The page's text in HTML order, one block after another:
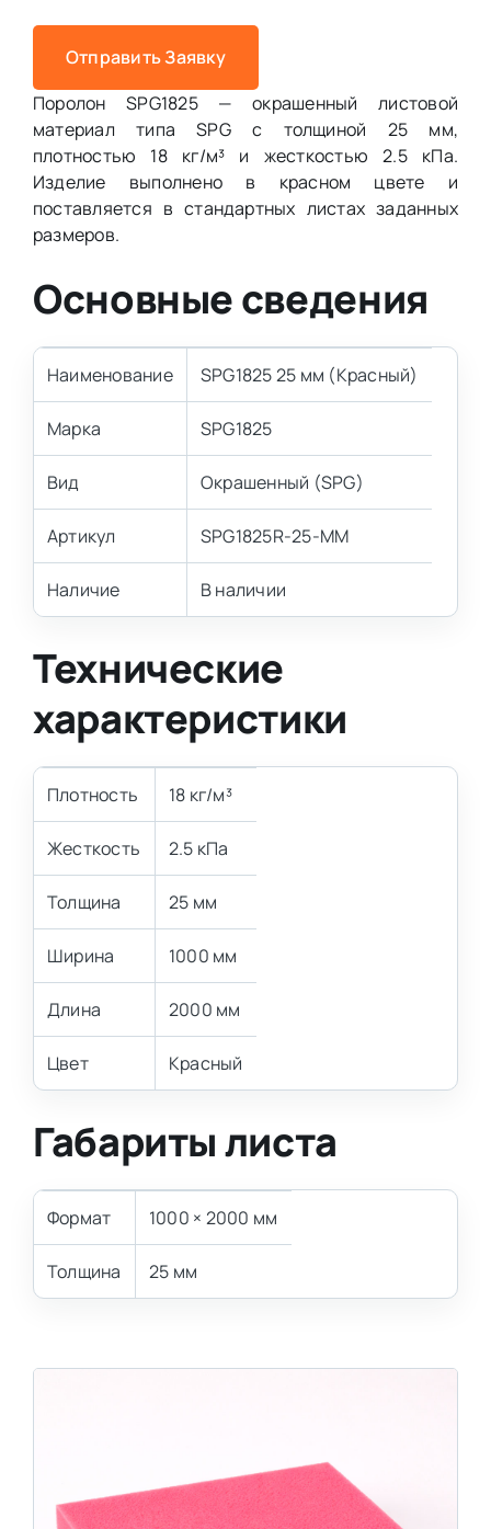
Отправить Заявку
Поролон SPG1825 — окрашенный листовой
материал типа SPG с толщиной 25 мм,
плотностью 18 кг/м³ и жесткостью 2.5 кПа.
Изделие выполнено в красном цвете и
поставляется в стандартных листах заданных
размеров.
Основные сведения
Наименование SPG1825 25 мм (Красный)
Марка SPG1825
Вид Окрашенный (SPG)
Артикул SPG1825R-25-MM
Наличие В наличии
Технические
характеристики
Плотность 18 кг/м³
Жесткость 2.5 кПа
Толщина 25 мм
Ширина 1000 мм
Длина 2000 мм
Цвет Красный
Габариты листа
Формат 1000 × 2000 мм
Толщина 25 мм